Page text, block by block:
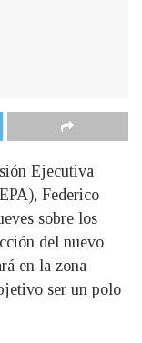
Ejecutiva
Federico
sobre los
del nuevo
en la zona
ser un polo